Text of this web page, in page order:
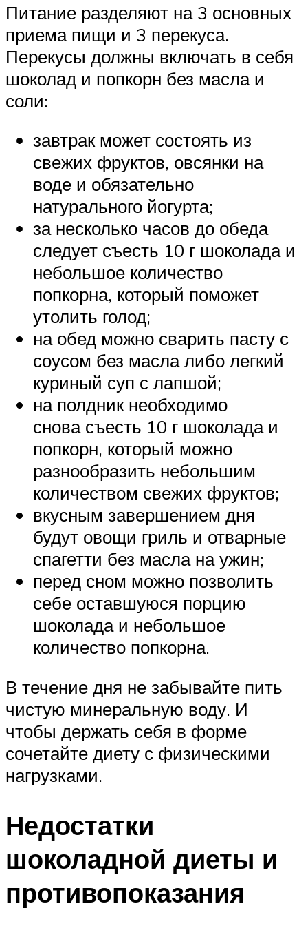
Питание разделяют на 3 основных
приема пищи и 3 перекуса.
Перекусы должны включать в себя
шоколад и попкорн без масла и
соли:
завтрак может состоять из
свежих фруктов, овсянки на
воде и обязательно
натурального йогурта;
за несколько часов до обеда
следует съесть 10 г шоколада и
небольшое количество
попкорна, который поможет
утолить голод;
на обед можно сварить пасту с
соусом без масла либо легкий
куриный суп с лапшой;
на полдник необходимо
снова съесть 10 г шоколада и
попкорн, который можно
разнообразить небольшим
количеством свежих фруктов;
вкусным завершением дня
будут овощи гриль и отварные
спагетти без масла на ужин;
перед сном можно позволить
себе оставшуюся порцию
шоколада и небольшое
количество попкорна.
В течение дня не забывайте пить
чистую минеральную воду. И
чтобы держать себя в форме
сочетайте диету с физическими
нагрузками.
Недостатки
шоколадной диеты и
противопоказания